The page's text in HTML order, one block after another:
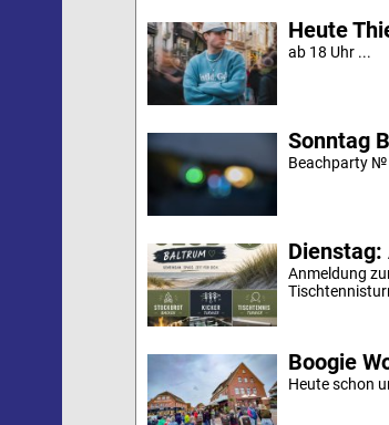
Heute
ab 18 Uhr ...
Sonntag
Beachparty №
Anmeldung
Boogie
Heute schon